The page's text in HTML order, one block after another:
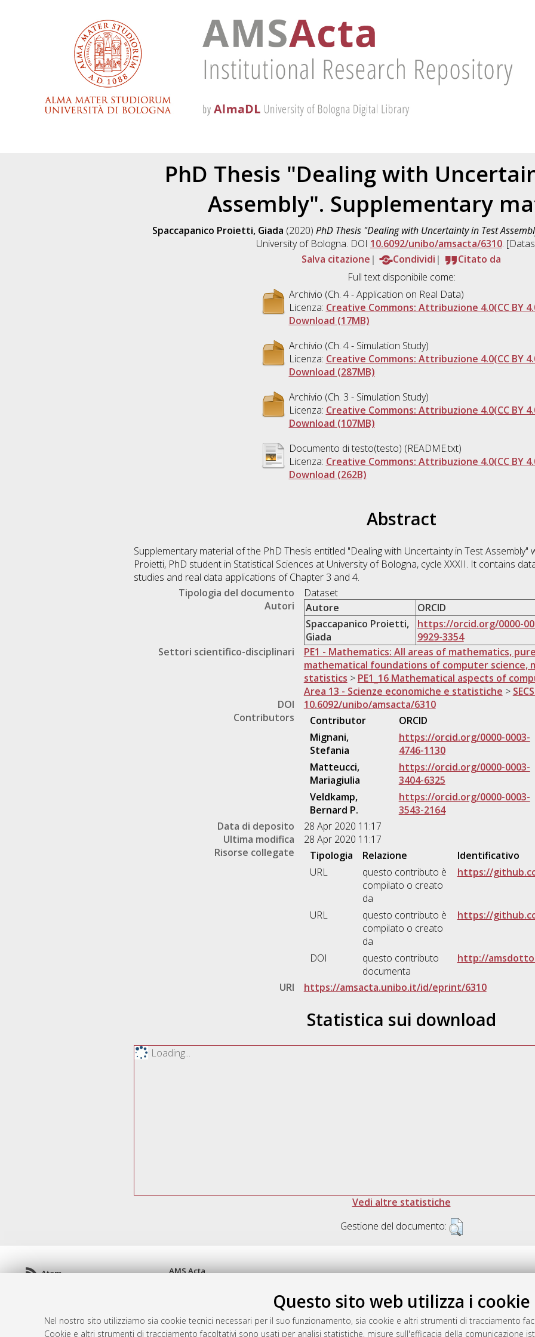
Questo sito web utilizza i cookie
Nel nostro sito utilizziamo sia cookie tecnici necessari per il suo funzionamento, sia cookie e altri strumenti di tracciamento
Cookie e altri strumenti di tracciamento facoltativi sono usati per analisi statistiche, misure sull'efficacia della comunicazione
PhD Thesis "Dealing with
Assembly". Supplementary
Spaccapanico Proietti, Giada (2020) PhD Thesis "Dealing with Uncertainty in Test
University of Bologna. DOI 10.6092/unibo/amsacta/6310.
Salva citazione
Condividi
Citato da
Full text disponibile come:
Archivio (Ch. 4 - Application on Real Data)
Licenza: Creative Commons: Attribuzione 4.0(CC BY
Download (17MB)
Archivio (Ch. 4 - Simulation Study)
Licenza: Creative Commons: Attribuzione 4.0(CC BY
Download (287MB)
Archivio (Ch. 3 - Simulation Study)
Licenza: Creative Commons: Attribuzione 4.0(CC BY
Download (107MB)
Documento di testo(testo) (README.txt)
Licenza: Creative Commons: Attribuzione 4.0(CC BY
Download (262B)
Abstract
Supplementary material of the PhD Thesis entitled "Dealing with Uncertainty in Test Assembly"
Proietti, PhD student in Statistical Sciences at University of Bologna, cycle XXXII. It contains
studies and real data applications of Chapter 3 and 4.
Tipologia del documento
Dataset
Autori
Autore ORCID
Spaccapanico Proietti,
Giada
https://orcid.org/0000-
9929-3354
Settori scientifico-disciplinari
PE1 - Mathematics: All areas of mathematics,
mathematical foundations of computer science,
statistics > PE1_16 Mathematical aspects of
Area 13 - Scienze economiche e statistiche >
DOI
10.6092/unibo/amsacta/6310
Contributors
Contributor ORCID
Mignani,
Stefania
https://orcid.org/0000-0003-
4746-1130
Matteucci,
Mariagiulia
https://orcid.org/0000-0003-
3404-6325
Veldkamp,
Bernard P.
https://orcid.org/0000-0003-
3543-2164
Data di deposito
28 Apr 2020 11:17
Ultima modifica
28 Apr 2020 11:17
Risorse collegate
Tipologia Relazione
Identificativo
URL
questo contributo è
compilato o creato
da
https://
URL
questo contributo è
compilato o creato
da
https://
DOI
questo contributo
documenta
http://
URI https://amsacta.unibo.it/id/eprint/6310
Statistica sui download
Loading...
Vedi altre statistiche
Gestione del documento:
Atom
AMS Acta
doi.org/10.17616/R3P19R
Servizio implementato e gestito da
AlmaDL
Impostazioni Cookie